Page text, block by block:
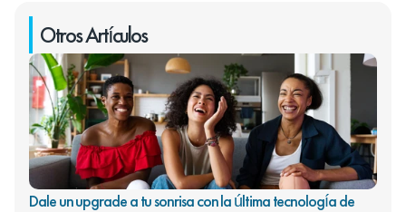
Otros Artículos
Dale un upgrade a tu sonrisa con la última tecnología de